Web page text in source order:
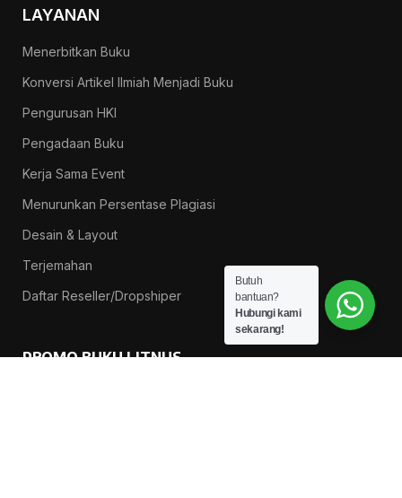
LAYANAN
Menerbitkan Buku
Konversi Artikel Ilmiah Menjadi Buku
Pengurusan HKI
Pengadaan Buku
Kerja Sama Event
Menurunkan Persentase Plagiasi
Desain & Layout
Terjemahan
Daftar Reseller/Dropshiper
PROMO BUKU LITNUS
Butuh
bantuan?
Hubungi kami
sekarang!